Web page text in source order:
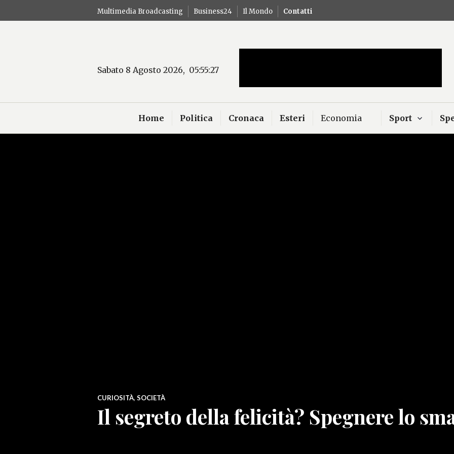
al
Multimedia Broadcasting Business24 Il Mondo Contatti
Sabato 8 Agosto 2026, 05:55:28
news
Home Politica Cronaca Esteri Economia Sport
CURIOSITÀ, SOCIETÀ
Il segreto della felicità? Spegnere lo